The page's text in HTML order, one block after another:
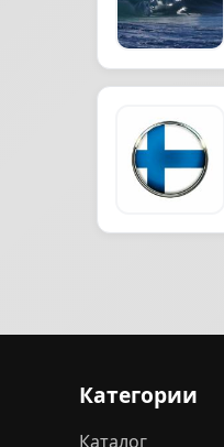
Категории
Каталог